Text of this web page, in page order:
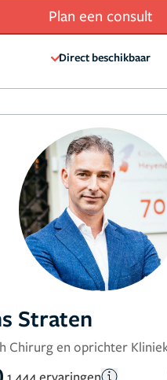
Plan een consult
Direct beschikbaar
Straten
Chirurg en oprichter
1.444 ervaringen